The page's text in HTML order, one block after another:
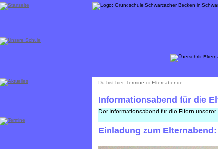
Du bist hier: Termine >> Elternabende
Informationsabend für die
Der Informationsabend für die Eltern
Einladung zum